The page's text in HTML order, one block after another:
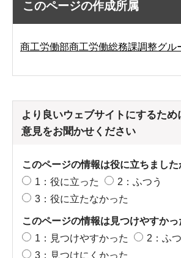
このページの作成所属
商工労働部商工労働総務課調整グル
より良いウェブサイトにするた
意見をお聞かせください
このページの情報は役に立ちました
1：役に立った
2：ふつう
3：役に立たなかった
このページの情報は見つけやすかっ
1：見つけやすかった
2：ふ
3：見つけにくかった